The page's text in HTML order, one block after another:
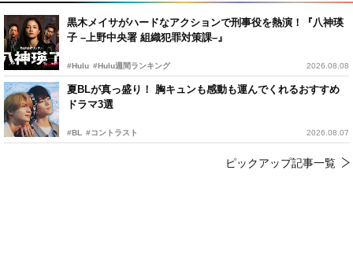
黒木メイサがハードなアクションで刑事役を熱演！『八神瑛
子 –上野中央署 組織犯罪対策課–』
#Hulu #Hulu週間ランキング 2026.08.08
夏BLが真っ盛り！ 胸キュンも感動も運んでくれるおすすめ
ドラマ3選
#BL #コントラスト 2026.08.07
ピックアップ記事一覧